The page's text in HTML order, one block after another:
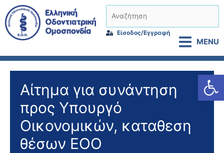
Μετάβαση
στο
περιεχόμενο
Είσοδος/Εγγραφή
MENU
Αίτημα για συνάντηση
προς Υπουργό
Οικονομικών, καταθεση
θέσων ΕΟΟ